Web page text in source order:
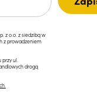
z o.o. z siedzibą w
z prowadzeniem
ul.
drogą